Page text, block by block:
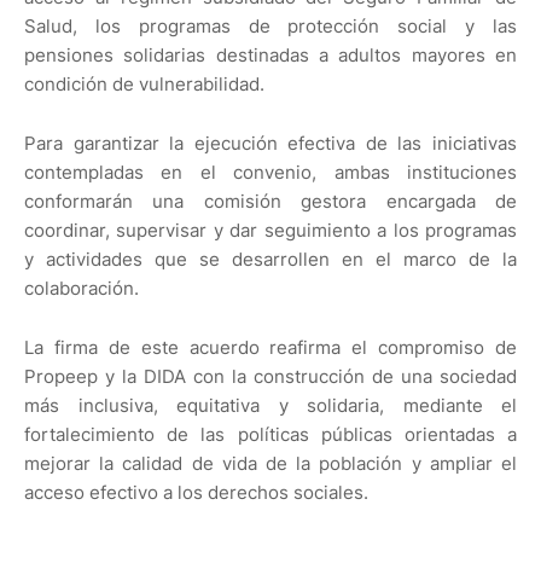
Salud, los programas de protección social y las
pensiones solidarias destinadas a adultos mayores en
condición de vulnerabilidad.
Para garantizar la ejecución efectiva de las iniciativas
contempladas en el convenio, ambas instituciones
conformarán una comisión gestora encargada de
coordinar, supervisar y dar seguimiento a los programas
y actividades que se desarrollen en el marco de la
colaboración.
La firma de este acuerdo reafirma el compromiso de
Propeep y la DIDA con la construcción de una sociedad
más inclusiva, equitativa y solidaria, mediante el
fortalecimiento de las políticas públicas orientadas a
mejorar la calidad de vida de la población y ampliar el
acceso efectivo a los derechos sociales.